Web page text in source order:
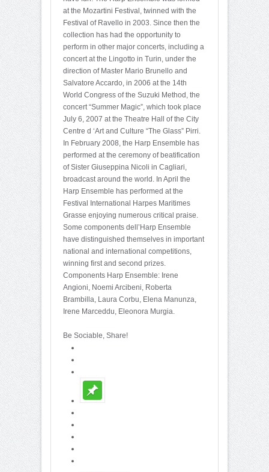
at the Mozartini Festival, twinned with the
Festival of Ravello in 2003. Since then the
collection has had the opportunity to
perform in other major concerts, including a
concert at the Lingotto in Turin, under the
direction of Master Mario Brunello and
Salvatore Accardo, in 2006 at the 14th
World Congress of the Suzuki Method, the
concert “Summer Magic”, which took place
July 6, 2007 at the Theatre Hall of the City
Centre d ‘Art and Culture “The Glass” Pirri.
In February 2008, the Harp Ensemble has
performed at the ceremony of beatification
of Sister Giuseppina Nicoli in Cagliari,
broadcast around the world. In April the
Harp Ensemble has performed at the
Festival International Harpes Maritimes
Grasse enjoying numerous critical praise.
Some components dell’Harp Ensemble
have distinguished themselves in important
national and international competitions,
winning first and second prizes.
Components Harp Ensemble: Irene
Angioni, Noemi Arcibeni, Roberta
Brambilla, Laura Corbu, Elena Manunza,
Irene Marceddu, Eleonora Murgia.
Be Sociable, Share!